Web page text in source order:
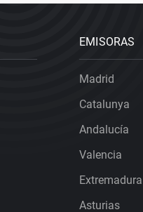
EMISORAS
Madrid
Catalunya
Andalucía
Valencia
Extremadura
Asturias